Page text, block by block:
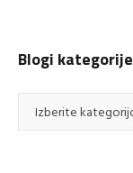
Blogi kategorije
kategorije